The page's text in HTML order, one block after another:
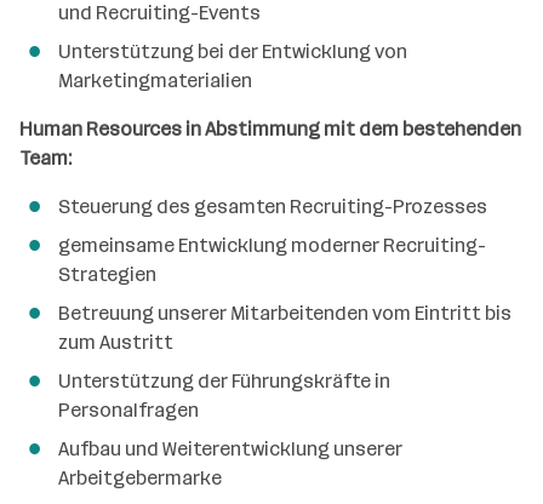
und Recruiting-Events
Unterstützung bei der Entwicklung von
Marketingmaterialien
Human Resources in Abstimmung mit dem bestehenden
Team:
Steuerung des gesamten Recruiting-Prozesses
gemeinsame Entwicklung moderner Recruiting-
Strategien
Betreuung unserer Mitarbeitenden vom Eintritt bis
zum Austritt
Unterstützung der Führungskräfte in
Personalfragen
Aufbau und Weiterentwicklung unserer
Arbeitgebermarke